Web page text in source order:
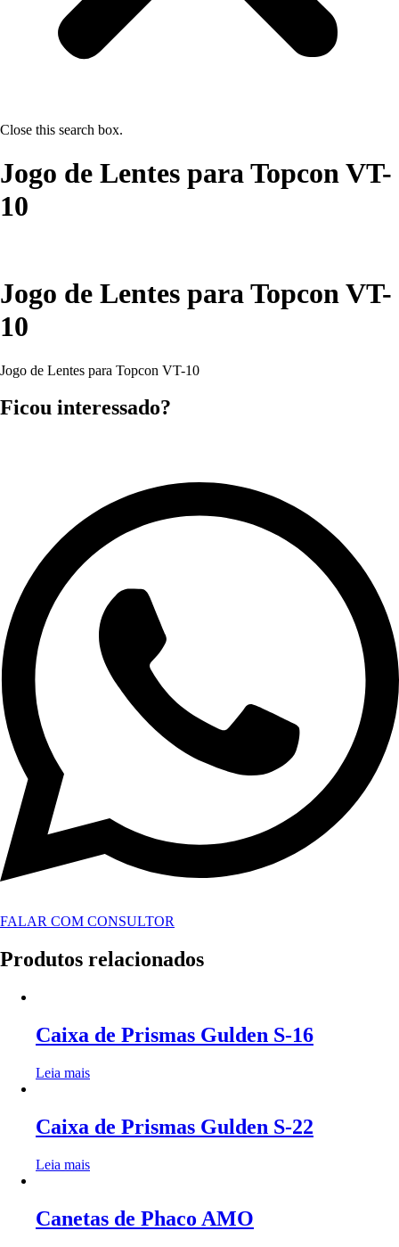
Close this search box.
Jogo de Lentes para Topcon VT-
10
Jogo de Lentes para Topcon VT-
10
Jogo de Lentes para Topcon VT-10
Ficou interessado?
FALAR COM CONSULTOR
Produtos relacionados
Caixa de Prismas Gulden S-16
Leia mais
Caixa de Prismas Gulden S-22
Leia mais
Canetas de Phaco AMO